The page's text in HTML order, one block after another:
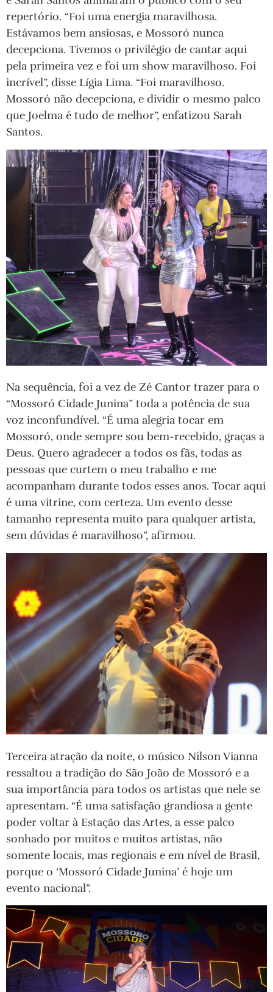
repertório. “Foi uma energia maravilhosa.
Estávamos bem ansiosas, e Mossoró nunca
decepciona. Tivemos o privilégio de cantar aqui
pela primeira vez e foi um show maravilhoso. Foi
incrível”, disse Lígia Lima. “Foi maravilhoso.
Mossoró não decepciona, e dividir o mesmo palco
que Joelma é tudo de melhor”, enfatizou Sarah
Santos.
Na sequência, foi a vez de Zé Cantor trazer para o
“Mossoró Cidade Junina” toda a potência de sua
voz inconfundível. “É uma alegria tocar em
Mossoró, onde sempre sou bem-recebido, graças a
Deus. Quero agradecer a todos os fãs, todas as
pessoas que curtem o meu trabalho e me
acompanham durante todos esses anos. Tocar aqui
é uma vitrine, com certeza. Um evento desse
tamanho representa muito para qualquer artista,
sem dúvidas é maravilhoso”, afirmou.
Terceira atração da noite, o músico Nilson Vianna
ressaltou a tradição do São João de Mossoró e a
sua importância para todos os artistas que nele se
apresentam. “É uma satisfação grandiosa a gente
poder voltar à Estação das Artes, a esse palco
sonhado por muitos e muitos artistas, não
somente locais, mas regionais e em nível de Brasil,
porque o ‘Mossoró Cidade Junina’ é hoje um
evento nacional”.